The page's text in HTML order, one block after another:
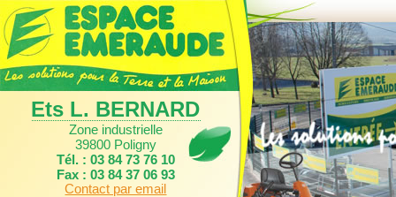
Ets L. BERNARD
Zone industrielle
39800 Poligny
Tél. : 03 84 73 76 10
Fax : 03 84 37 06 93
Contact par email